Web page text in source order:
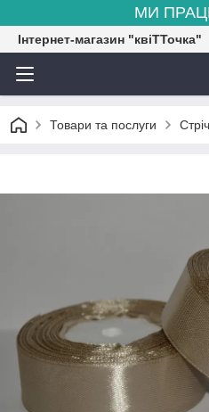
МИ
Інтернет-магазин "квіТТочка"
Товари та послуги